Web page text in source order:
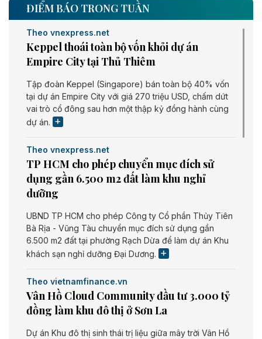
ĐIỂM BÁO TRONG TUẦN
Theo vnexpress.net
Keppel thoái toàn bộ vốn khỏi dự án
Empire City tại Thủ Thiêm
Tập đoàn Keppel (Singapore) bán toàn bộ 40% vốn
tại dự án Empire City với giá 270 triệu USD, chấm dứt
vai trò cổ đông sau hơn một thập kỷ đồng hành cùng
dự án.
Theo vnexpress.net
TP HCM cho phép chuyển mục đích sử
dụng gần 6.500 m2 đất làm khu nghỉ
dưỡng
UBND TP HCM cho phép Công ty Cổ phần Thủy Tiên
Bà Rịa - Vũng Tàu chuyển mục đích sử dụng gần
6.500 m2 đất tại phường Rạch Dừa để làm dự án Khu
khách sạn nghỉ dưỡng Đại Dương.
Theo vietnamfinance.vn
Vân Hồ Cloud Community đầu tư 3.000 tỷ
đồng làm khu đô thị ở Sơn La
Dự án Khu đô thị sinh thái trị liệu giữa mây trời Vân Hồ